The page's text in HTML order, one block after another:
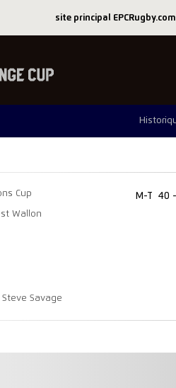
site principal EPCRugby.com
Cup
Wallon
Steve Savage
M-T 40